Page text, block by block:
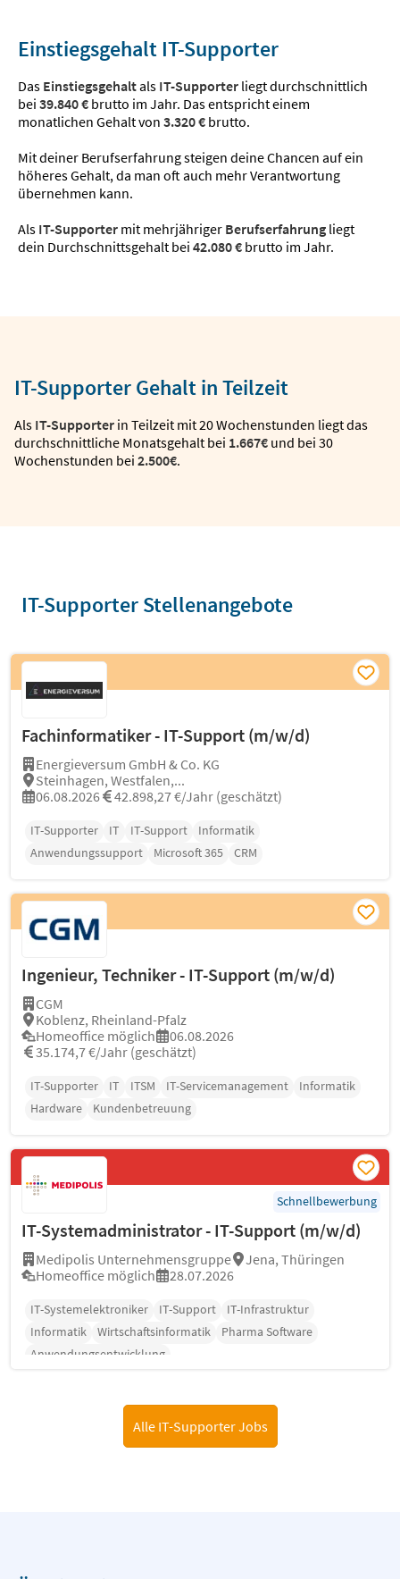
Einstiegsgehalt IT-Supporter
Das Einstiegsgehaltals IT-Supporter liegt durchschnittlich
bei 39.840 € brutto im Jahr. Das entspricht einem
monatlichen Gehalt von 3.320 € brutto.
Mit deiner Berufserfahrung steigen deine Chancen auf ein
höheres Gehalt, da man oft auch mehr Verantwortung
übernehmen kann.
Als IT-Supporter mit mehrjähriger Berufserfahrung liegt
dein Durchschnittsgehalt bei 42.080 € brutto im Jahr.
IT-Supporter Gehalt in Teilzeit
Als IT-Supporter in Teilzeit mit 20 Wochenstunden liegt das
durchschnittliche Monatsgehalt bei 1.667€ und bei 30
Wochenstunden bei 2.500€.
IT-Supporter Stellenangebote
Fachinformatiker - IT-Support (m/w/d)
Energieversum GmbH & Co. KG
Steinhagen, Westfalen,...
06.08.2026
42.898,27 €/Jahr (geschätzt)
IT-Supporter IT IT-Support
Informatik
Anwendungssupport
Microsoft 365 CRM
Ingenieur, Techniker - IT-Support (m/w/d)
CGM
Koblenz, Rheinland-Pfalz
Homeoffice möglich
06.08.2026
35.174,7 €/Jahr (geschätzt)
IT-Supporter IT ITSM IT-Servicemanagement
Informatik
Hardware
Kundenbetreuung
Schnellbewerbung
IT-Systemadministrator - IT-Support (m/w/d)
Medipolis Unternehmensgruppe
Jena, Thüringen
Homeoffice möglich
28.07.2026
IT-Systemelektroniker IT-Support
IT-Infrastruktur
Informatik
Wirtschaftsinformatik
Pharma Software
Anwendungsentwicklung
Alle IT-Supporter Jobs